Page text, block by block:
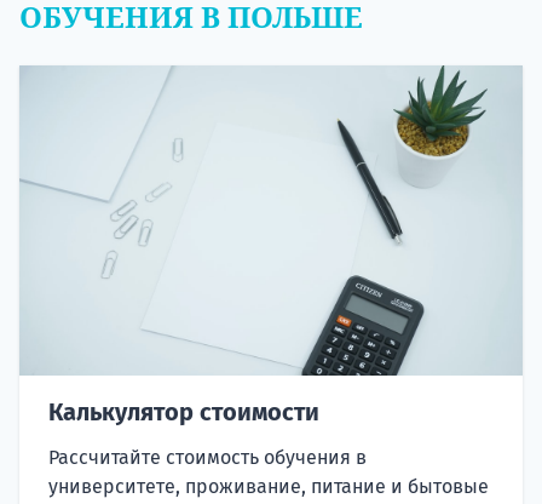
ОБУЧЕНИЯ В ПОЛЬШЕ
Калькулятор стоимости
Рассчитайте стоимость обучения в
университете, проживание, питание и бытовые